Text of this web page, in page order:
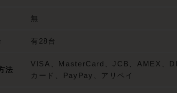
無
有28台
法
VISA、MasterCard、JCB、AMEX、
カード、PayPay、アリペイ